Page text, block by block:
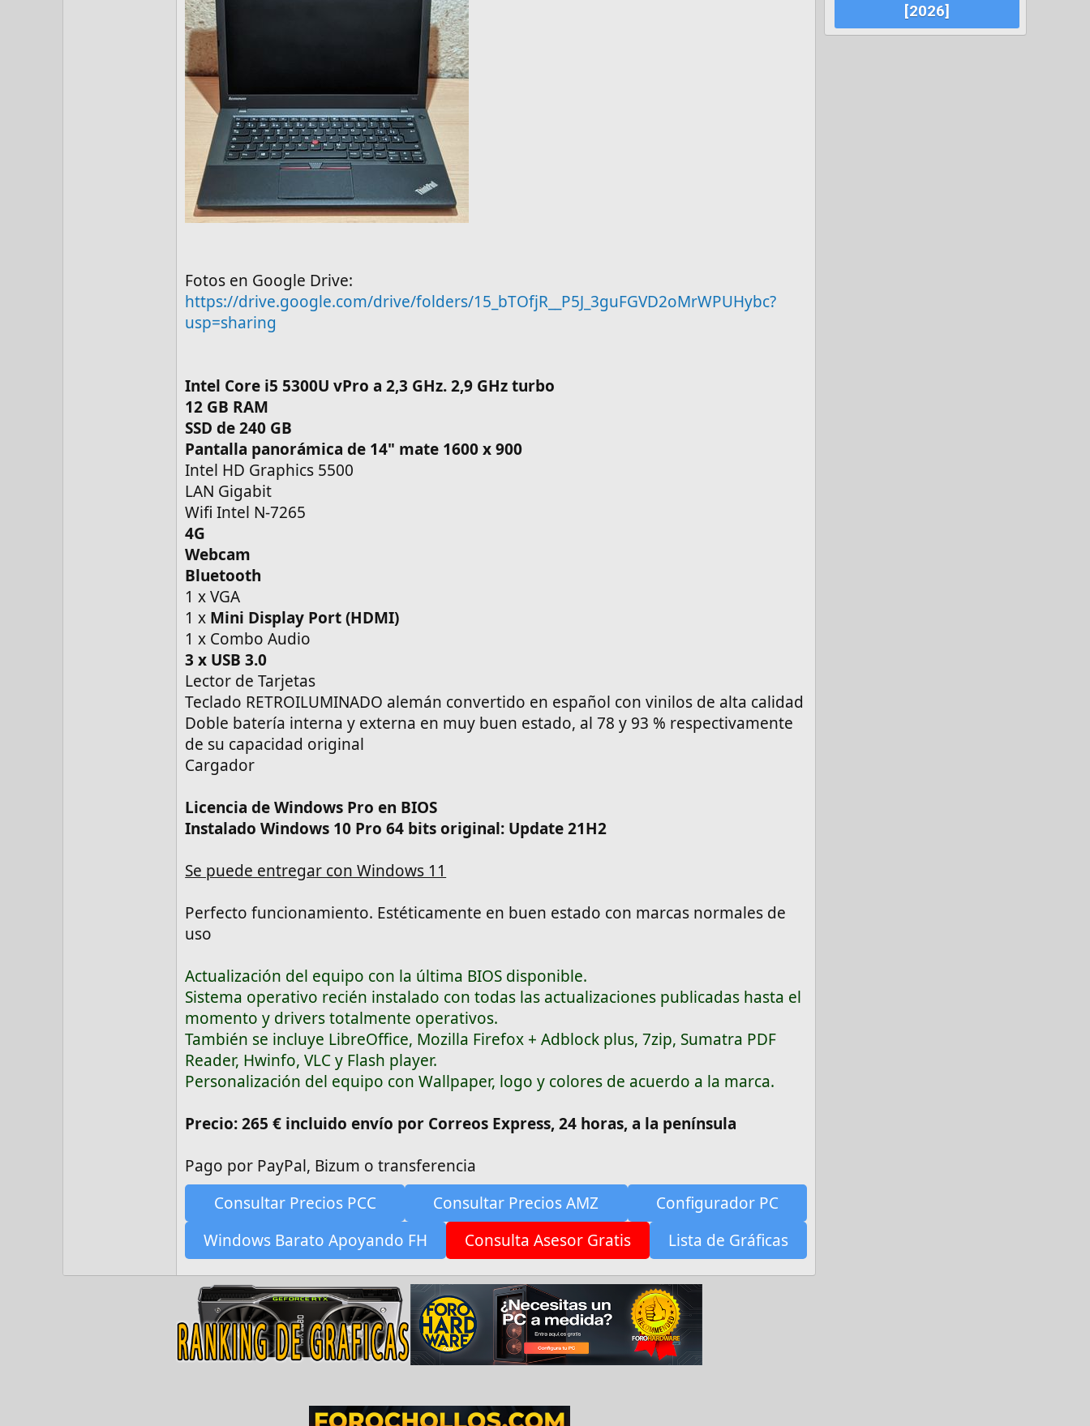
Fotos en Google Drive:
https://drive.google.com/drive/folders/15_bTOfjR__P5J_3guFGVD2oMrWPUHybc?
usp=sharing
Intel Core i5 5300U vPro a 2,3 GHz. 2,9 GHz turbo
12 GB RAM
SSD de 240 GB
Pantalla panorámica de 14" mate 1600 x 900
Intel HD Graphics 5500
LAN Gigabit
Wifi Intel N-7265
4G
Webcam
Bluetooth
1 x VGA
1 x Mini Display Port (HDMI)
1 x Combo Audio
3 x USB 3.0
Lector de Tarjetas
Teclado RETROILUMINADO alemán convertido en español con vinilos de alta calidad
Doble batería interna y externa en muy buen estado, al 78 y 93 % respectivamente
de su capacidad original
Cargador
Licencia de Windows Pro en BIOS
Instalado Windows 10 Pro 64 bits original: Update 21H2
Se puede entregar con Windows 11
Perfecto funcionamiento. Estéticamente en buen estado con marcas normales de
uso
Actualización del equipo con la última BIOS disponible.
Sistema operativo recién instalado con todas las actualizaciones publicadas hasta el
momento y drivers totalmente operativos.
También se incluye LibreOffice, Mozilla Firefox + Adblock plus, 7zip, Sumatra PDF
Reader, Hwinfo, VLC y Flash player.
Personalización del equipo con Wallpaper, logo y colores de acuerdo a la marca.
Precio: 265 € incluido envío por Correos Express, 24 horas, a la península
Pago por PayPal, Bizum o transferencia
Consultar Precios PCC
Consultar Precios AMZ
Configurador PC
Windows Barato Apoyando FH
Consulta Asesor Gratis Lista de Gráficas
[2026]